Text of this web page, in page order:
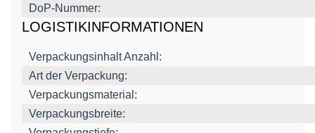
DoP-Nummer:
LOGISTIKINFORMATIONEN
Verpackungsinhalt Anzahl:
Art der Verpackung:
Verpackungsmaterial:
Verpackungsbreite: